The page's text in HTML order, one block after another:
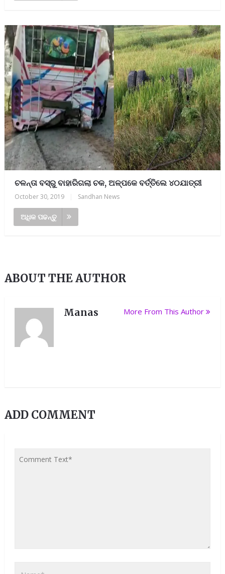
ଚଳନ୍ତା ବସ୍‌ରୁ ବାହାରିଗଲା ଚକ, ଅଳ୍ପକେ ବର୍ତ୍ତିଲେ ୪୦ଯାତ୍ରୀ
October 30, 2019 Sandhan News
ଅଧିକ ପଢନ୍ତୁ
ABOUT THE AUTHOR
Manas More From This Author
ADD COMMENT